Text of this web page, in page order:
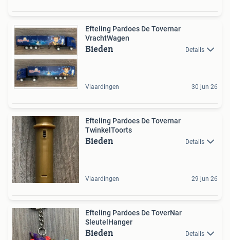
Efteling Pardoes De Tovernar
VrachtWagen
Bieden Details
Vlaardingen 30 jun 26
Efteling Pardoes De Tovernar
TwinkelToorts
Bieden Details
Vlaardingen 29 jun 26
Efteling Pardoes De ToverNar
SleutelHanger
Bieden Details